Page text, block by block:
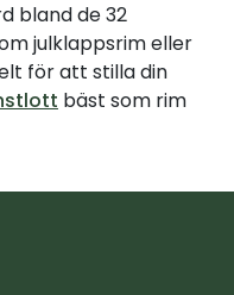
bland de 32
julklappsrim eller
för att stilla din
bäst som rim